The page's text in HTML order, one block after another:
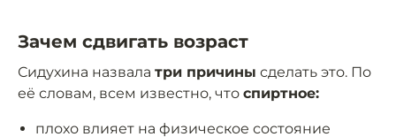
Зачем сдвигать возраст
Сидухина назвала три причины сделать это. По
её словам, всем известно, что спиртное:
плохо влияет на физическое состояние